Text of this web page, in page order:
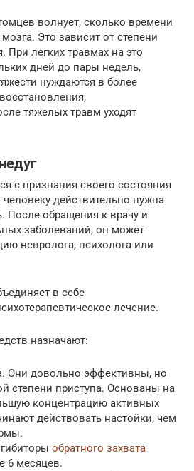
волнует, сколько времени
Это зависит от степени
При легких травмах на это
дней до пары недель,
нуждаются в более
тяжелых травм уходят
с признания своего состояния
человеку действительно нужна
После обращения к врачу и
заболеваний, он может
невролога, психолога или
в себе
лечение.
назначают:
Они довольно эффективны, но
степени приступа. Основаны на
концентрацию активных
действовать настойки, чем
обратного захвата
6 месяцев.